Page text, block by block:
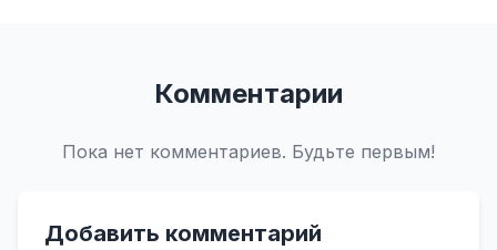
Комментарии
Пока нет комментариев. Будьте первым!
Добавить комментарий